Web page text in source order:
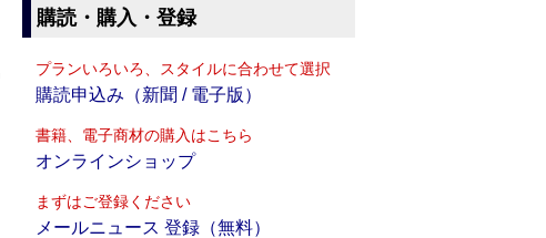
購読・購入・登録
プランいろいろ、スタイルに合わせて選択
購読申込み（新聞 / 電子版）
書籍、電子商材の購入はこちら
オンラインショップ
まずはご登録ください
メールニュース 登録（無料）